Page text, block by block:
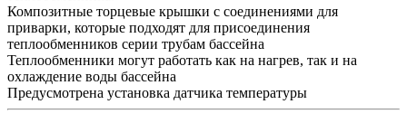
Композитные торцевые крышки с соединениями для
приварки, которые подходят для присоединения
теплообменников серии трубам бассейна
Теплообменники могут работать как на нагрев, так и на
охлаждение воды бассейна
Предусмотрена установка датчика температуры